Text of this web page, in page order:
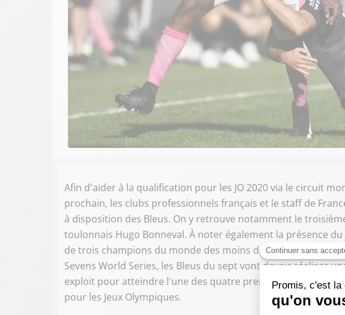
Afin d'aider à la qualification pour les JO 2020 via le circuit
prochain, les clubs professionnels français et le staff de
à disposition des Bleus. On y retrouve notamment le
toulonnais Hugo Bonneval. À noter également la présence
de trois champions du monde des moins des 20 ans
Sevens World Series, les Bleus du sept vont devoir réaliser
exploit pour atteindre l'une des quatre premières places du
pour les Jeux Olympiques.